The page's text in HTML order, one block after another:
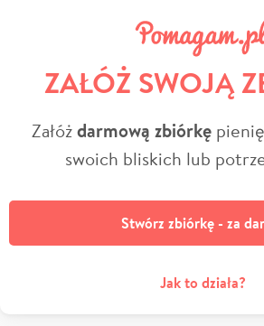
ZAŁÓŻ SWOJĄ
Załóżdarmową zbiórkę
swoich bliskich lub
Stwórz zbiórkę - za
Jak to działa?